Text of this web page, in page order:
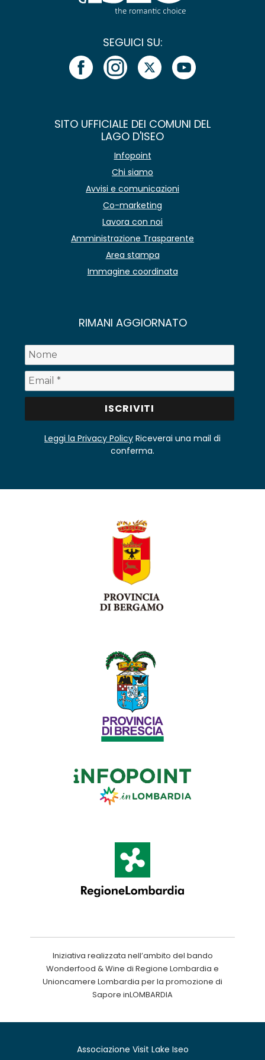
SEGUICI SU:
SITO UFFICIALE DEI COMUNI DEL
LAGO D'ISEO
Infopoint
Chi siamo
Avvisi e comunicazioni
Co-marketing
Lavora con noi
Amministrazione Trasparente
Area stampa
Immagine coordinata
RIMANI AGGIORNATO
Leggi la Privacy Policy Riceverai una mail di
conferma.
Iniziativa realizzata nell’ambito del bando
Wonderfood & Wine di Regione Lombardia e
Unioncamere Lombardia per la promozione di
Sapore inLOMBARDIA
Associazione Visit Lake Iseo